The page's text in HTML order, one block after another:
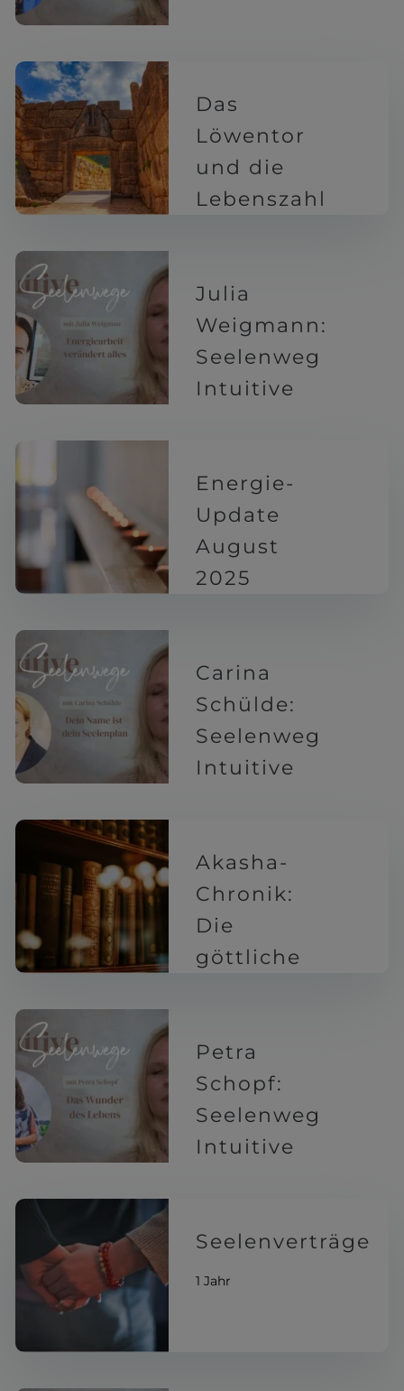
Das
Löwentor
und die
Lebenszahl
Julia
Weigmann:
Seelenweg
Intuitive
Energie-
Update
August
2025
Carina
Schülde:
Seelenweg
Intuitive
Akasha-
Chronik:
Die
göttliche
Seele
1 Jahr
Petra
Schopf:
Seelenweg
Intuitive
Seelenverträge
1 Jahr